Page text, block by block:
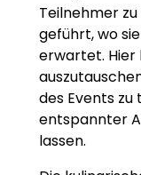
Teilnehmer
geführt, wo
erwartet. Hier
des Events zu
entspannter
lassen.